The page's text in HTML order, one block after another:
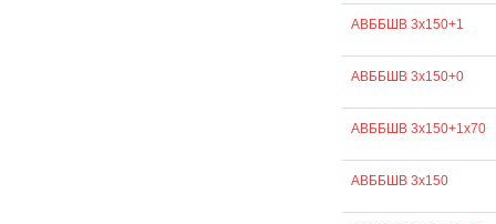
АВББШВ 3х150+1
АВББШВ 3х150+0
АВББШВ 3х150+1х70
АВББШВ 3х150